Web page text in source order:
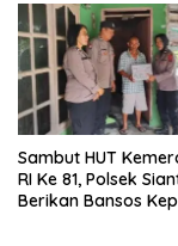
Sambut HUT
RI Ke 81, Polsek
Berikan Bansos